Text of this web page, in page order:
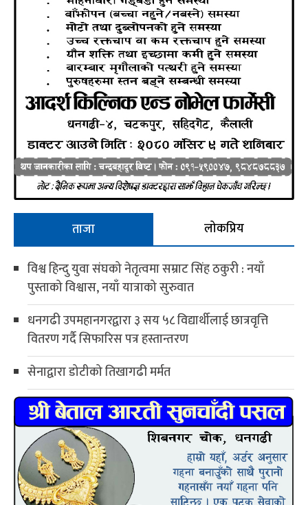
ताजा
लोकप्रिय
विश्व हिन्दु युवा संघको नेतृत्वमा सम्राट सिंह ठकुरी : नयाँ
पुस्ताको विश्वास, नयाँ यात्राको सुरुवात
धनगढी उपमहानगरद्वारा ३ सय ५८ विद्यार्थीलाई छात्रवृत्ति
वितरण गर्दै सिफारिस पत्र हस्तान्तरण
सेनाद्वारा डोटीको तिखागढी मर्मत